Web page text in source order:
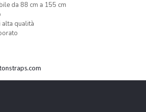
da 88 cm a 155 cm
alta qualità